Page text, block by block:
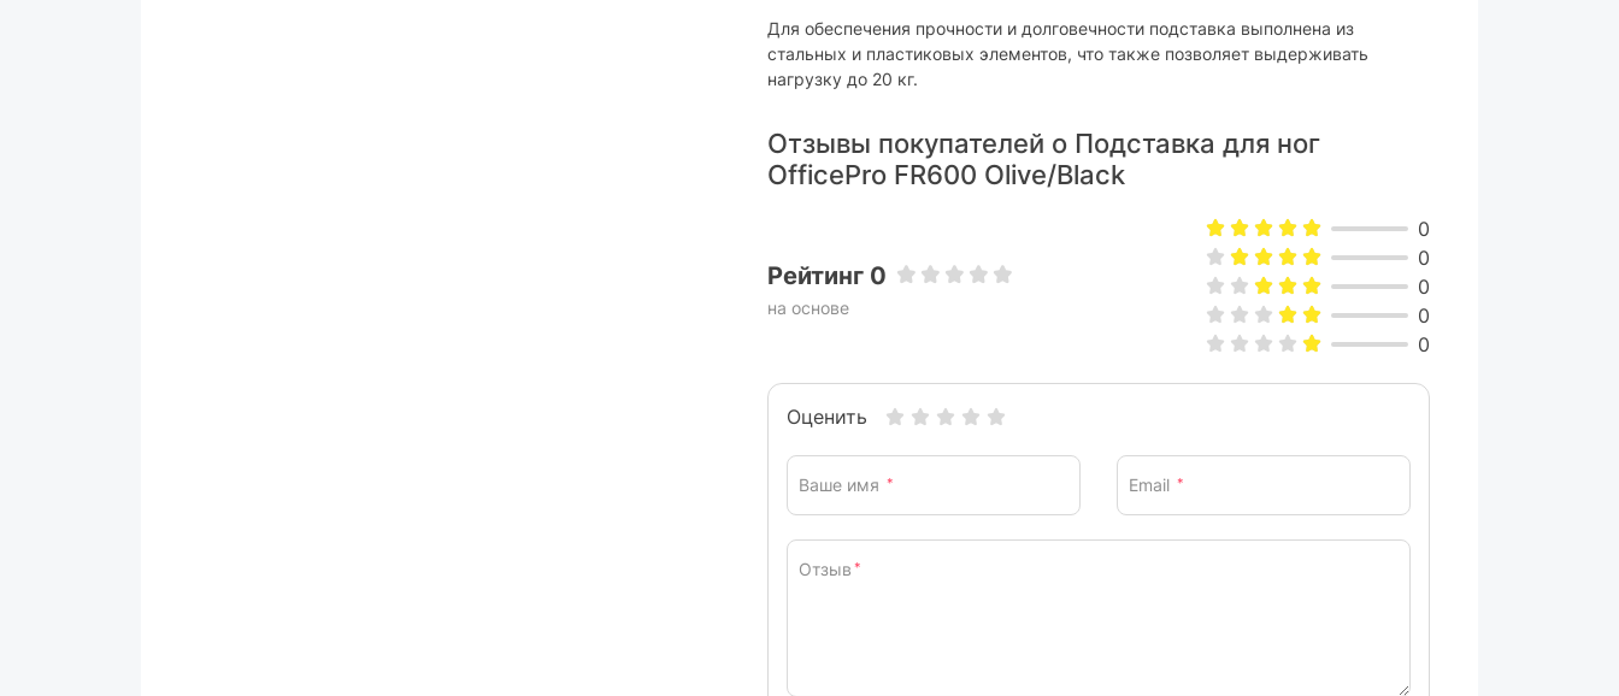
Для обеспечения прочности и долговечности подставка выполнена из
стальных и пластиковых элементов, что также позволяет выдерживать
нагрузку до 20 кг.
Отзывы покупателей о Подставка для ног
OfficePro FR600 Olive/Black
Рейтинг 0
на основе
0
0
0
0
0
Оценить
Ваше имя * Email *
Отзыв *